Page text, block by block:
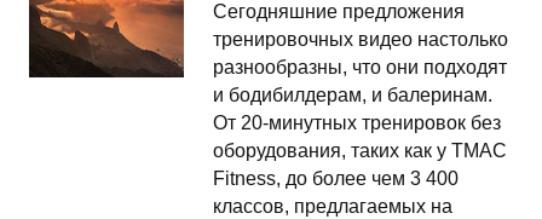
Сегодняшние предложения
тренировочных видео настолько
разнообразны, что они подходят
и бодибилдерам, и балеринам.
От 20-минутных тренировок без
оборудования, таких как у TMAC
Fitness, до более чем 3 400
классов, предлагаемых на